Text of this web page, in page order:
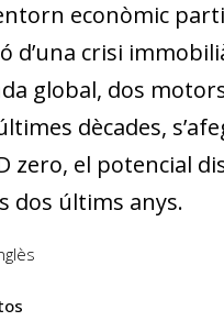
econòmic
d’una crisi
global, dos
dècades,
zero, el potencial
dos últims anys.